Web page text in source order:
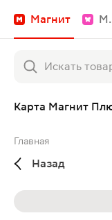
Магнит
Карта Магнит
Главная
Назад